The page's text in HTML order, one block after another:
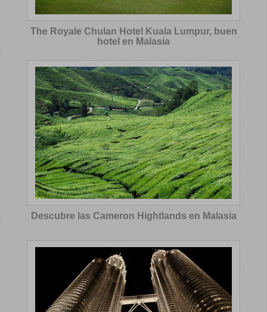
The Royale Chulan Hotel Kuala Lumpur, buen
hotel en Malasia
Descubre las Cameron Hightlands en Malasia